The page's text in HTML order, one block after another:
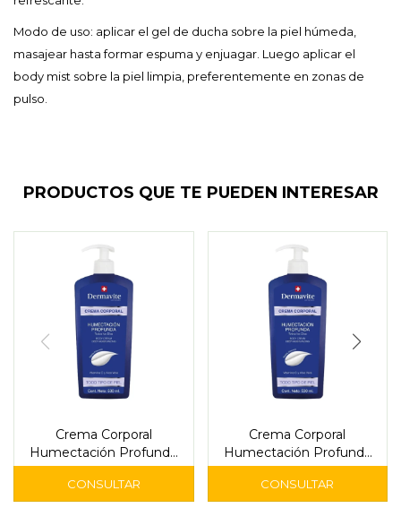
Modo de uso: aplicar el gel de ducha sobre la piel húmeda,
masajear hasta formar espuma y enjuagar. Luego aplicar el
body mist sobre la piel limpia, preferentemente en zonas de
pulso.
PRODUCTOS QUE TE PUEDEN INTERESAR
Crema Corporal
Humectación Profunda
Todo Tipo de Piel 530 ml -
Dermavite
Crema Corporal
Humectación Profunda
Piel Normal a Seca 530
ml - Dermavite